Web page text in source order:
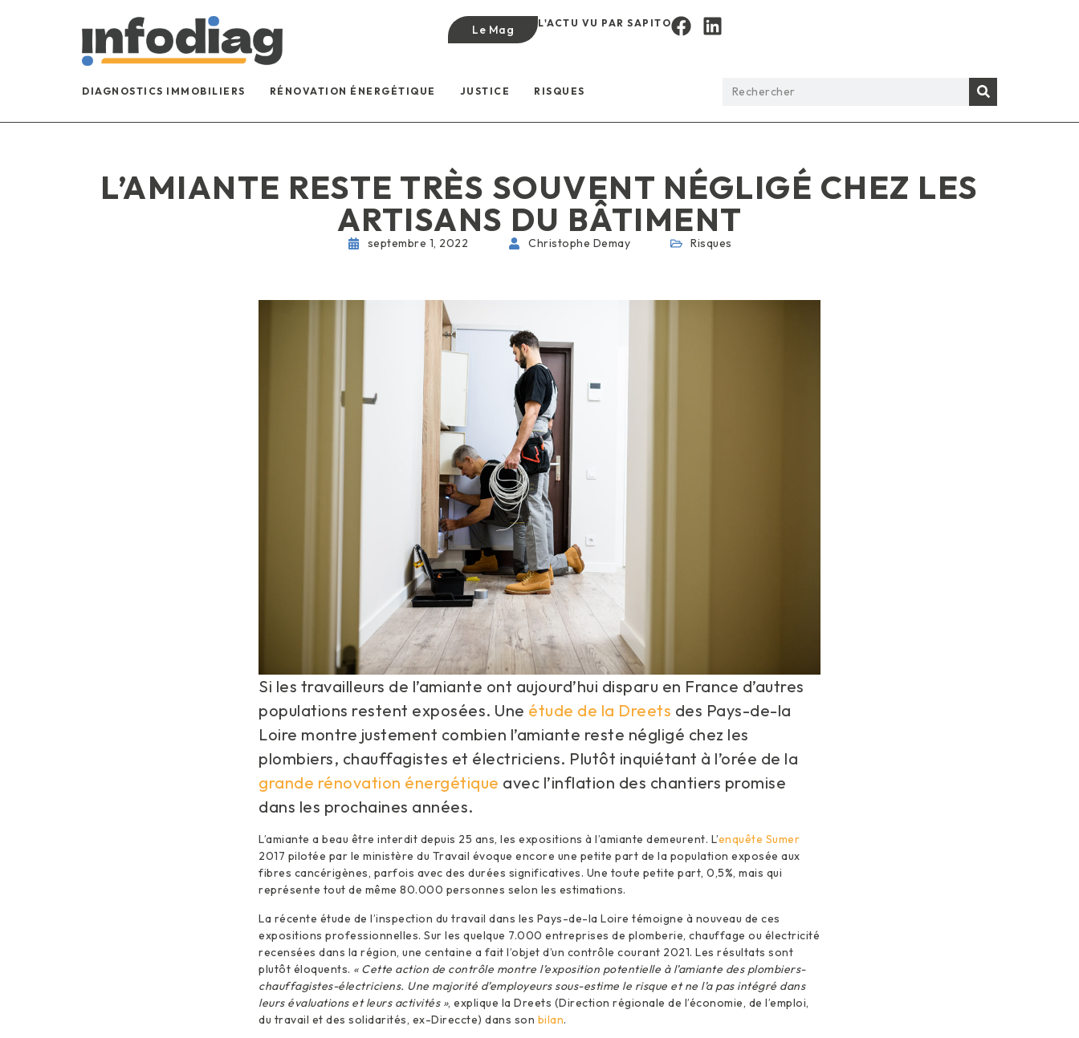
Le Mag L'ACTU VU PAR SAPITO
DIAGNOSTICS IMMOBILIERS RÉNOVATION ÉNERGÉTIQUE JUSTICE RISQUES
L’AMIANTE RESTE TRÈS SOUVENT NÉGLIGÉ CHEZ LES
ARTISANS DU BÂTIMENT
septembre 1, 2022 Christophe Demay Risques
Si les travailleurs de l’amiante ont aujourd’hui disparu en France d’autres
populations restent exposées. Une étude de la Dreets des Pays-de-la
Loire montre justement combien l’amiante reste négligé chez les
plombiers, chauffagistes et électriciens. Plutôt inquiétant à l’orée de la
grande rénovation énergétique avec l’inflation des chantiers promise
dans les prochaines années.
L’amiante a beau être interdit depuis 25 ans, les expositions à l’amiante demeurent. L’enquête Sumer
2017 pilotée par le ministère du Travail évoque encore une petite part de la population exposée aux
fibres cancérigènes, parfois avec des durées significatives. Une toute petite part, 0,5%, mais qui
représente tout de même 80.000 personnes selon les estimations.
La récente étude de l’inspection du travail dans les Pays-de-la Loire témoigne à nouveau de ces
expositions professionnelles. Sur les quelque 7.000 entreprises de plomberie, chauffage ou électricité
recensées dans la région, une centaine a fait l’objet d’un contrôle courant 2021. Les résultats sont
plutôt éloquents. « Cette action de contrôle montre l’exposition potentielle à l’amiante des plombiers-
chauffagistes-électriciens. Une majorité d’employeurs sous-estime le risque et ne l’a pas intégré dans
leurs évaluations et leurs activités », explique la Dreets (Direction régionale de l’économie, de l’emploi,
du travail et des solidarités, ex-Direccte) dans son bilan.